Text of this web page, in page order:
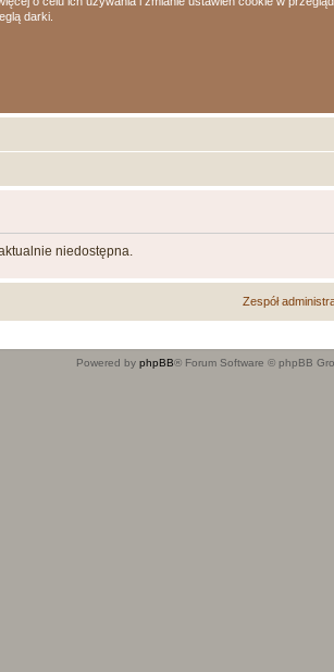
darki.
niedostępna.
Zespół
Powered by phpBB® Forum Software © phpBB